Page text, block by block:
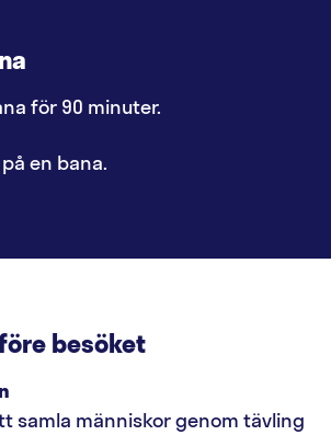
för 90 minuter.
en bana.
besöket
samla människor genom tävling